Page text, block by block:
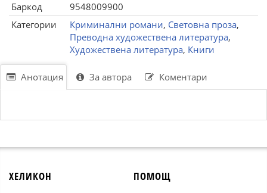
Баркод
9548009900
Категории
Криминални романи, Световна проза,
Преводна художествена литература,
Художествена литература, Книги
Анотация За автора Коментари
ХЕЛИКОН ПОМОЩ